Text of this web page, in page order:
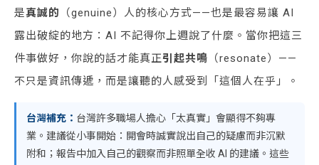
是真誠的
（genuine）人的核心方式——也是最容易讓 AI
露出破綻的地方：AI 不記得你上週說了什麼。當你把這三
件事做好，你說的話才能真正引起共鳴 （resonate）——
不只是資訊傳遞，而是讓聽的人感受到「這個人在乎」。
台灣補充： 台灣許多職場人擔心「太真實」會顯得不夠專
業。建議從小事開始：開會時誠實說出自己的疑慮而非沉默
附和；報告中加入自己的觀察而非照單全收 AI 的建議。這些